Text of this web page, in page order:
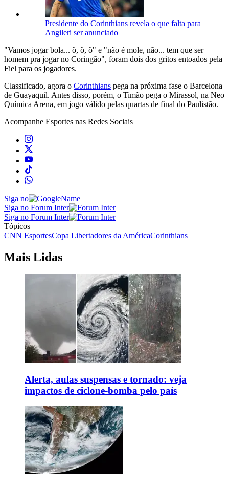
Presidente do Corinthians revela o que falta para
Angileri ser anunciado
"Vamos jogar bola... ô, ô, ô" e "não é mole, não... tem que ser
homem pra jogar no Coringão", foram dois dos gritos entoados pela
Fiel para os jogadores.
Classificado, agora o Corinthians pega na próxima fase o Barcelona
de Guayaquil. Antes disso, porém, o Timão pega o Mirassol, na Neo
Química Arena, em jogo válido pelas quartas de final do Paulistão.
Acompanhe Esportes nas Redes Sociais
Siga no
Siga no Forum Inter
Siga no Forum Inter
Tópicos
CNN EsportesCopa Libertadores da AméricaCorinthians
Mais Lidas
Alerta, aulas suspensas e tornado: veja
impactos de ciclone-bomba pelo país